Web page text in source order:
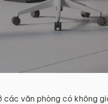
các văn phòng có không